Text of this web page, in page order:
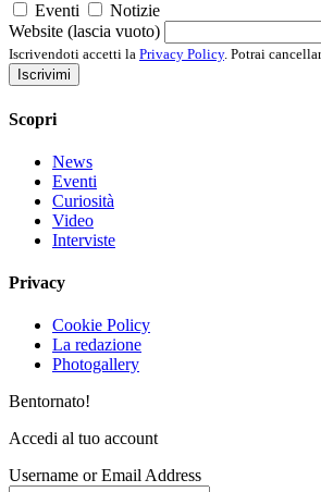
Eventi
Notizie
Website (lascia vuoto)
Iscrivendoti accetti la Privacy Policy. Potrai
Iscrivimi
Scopri
News
Eventi
Curiosità
Video
Interviste
Privacy
Cookie Policy
La redazione
Photogallery
Bentornato!
Accedi al tuo account
Username or Email Address